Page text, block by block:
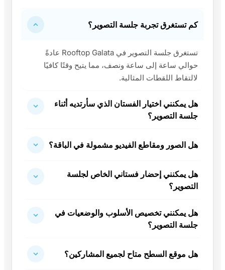
كم تستغرق تجربة جلسة التصوير؟
تستغرق جلسة التصوير في Rooftop Galata عادةً
حوالي ساعة إلى ساعة ونصف، مما يتيح وقتًا كافيًا
لالتقاط اللقطات المثالية.
هل يمكنني اختيار الفستان الذي سأرتديه أثناء
جلسة التصوير؟
هل الصور ومقاطع الفيديو مشمولة في الباقة؟
هل يمكنني إحضار فستاني الخاص لجلسة
التصوير؟
هل يمكنني تخصيص الأسلوب والوضعيات في
جلسة التصوير؟
هل موقع السطح متاح لجميع المشاركين؟